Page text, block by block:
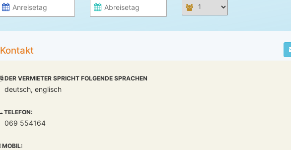
Kontakt
DER VERMIETER SPRICHT FOLGENDE SPRACHEN
deutsch, englisch
TELEFON:
069 554164
MOBIL: